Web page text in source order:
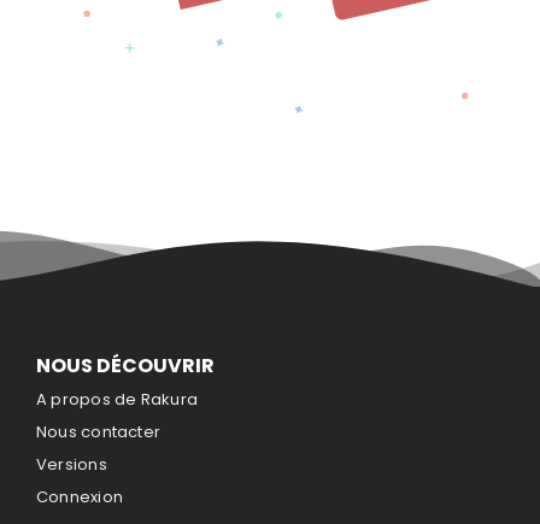
NOUS DÉCOUVRIR
A propos de Rakura
Nous contacter
Versions
Connexion